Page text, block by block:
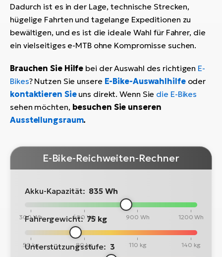
Dadurch ist es in der Lage, technische Strecken,
hügelige Fahrten und tagelange Expeditionen zu
bewältigen, und es ist die ideale Wahl für Fahrer, die
ein vielseitiges e-MTB ohne Kompromisse suchen.
Brauchen Sie Hilfe bei der Auswahl des richtigen E-
Bikes? Nutzen Sie unsere E-Bike-Auswahlhilfeoder
kontaktieren Sie uns direkt. Wenn Sie die E-Bikes
sehen möchten, besuchen Sie unseren
Ausstellungsraum.
E-Bike-Reichweiten-Rechner
Akku-Kapazität: 835 Wh
300 Wh 600 Wh 900 Wh 1200 Wh
Fahrergewicht: 75 kg
50 kg 80 kg 110 kg 140 kg
Unterstützungsstufe: 3